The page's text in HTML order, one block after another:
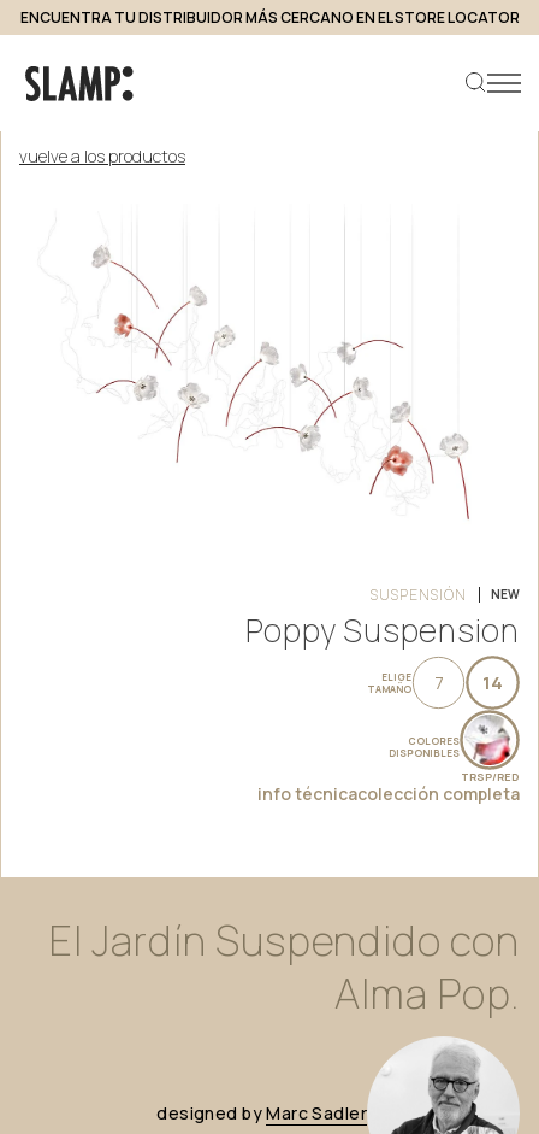
ENCUENTRA TU DISTRIBUIDOR MÁS CERCANO EN EL STORE LOCATOR
vuelve a los productos
SUSPENSIÓN NEW
Poppy Suspension
ELIGE
TAMAÑO
7 14
COLORES
DISPONIBLES
TRSP/RED
info técnicacolección completa
El Jardín Suspendido con
Alma Pop.
designed byMarcSadler